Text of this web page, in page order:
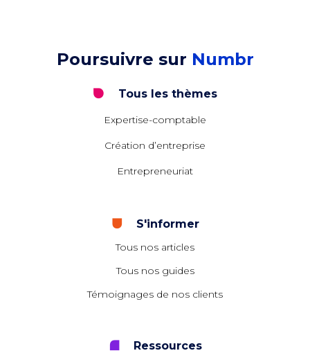
Poursuivre sur Numbr
Tous les thèmes
Expertise-comptable
Création d’entreprise
Entrepreneuriat
S'informer
Tous nos articles
Tous nos guides
Témoignages de nos clients
Ressources